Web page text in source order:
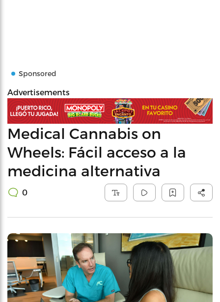
Sponsored
Advertisements
Medical Cannabis on
Wheels: Fácil acceso a la
medicina alternativa
0